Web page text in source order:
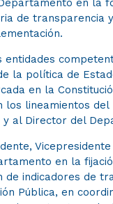
en la
de transparencia
entidades
la política de
en la
los lineamientos
y al Director del
en la
de indicadores de
Pública, en